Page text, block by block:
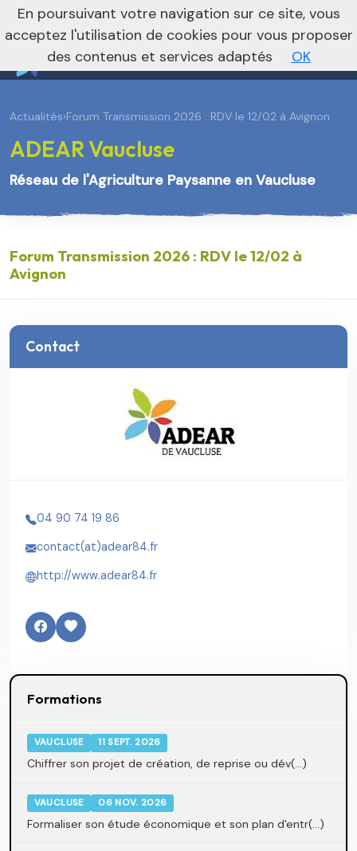
Vers le site national
Actualités›Forum Transmission 2026 : RDV le 12/02 à Avignon
ADEAR Vaucluse
Réseau de l'Agriculture Paysanne en Vaucluse
Forum Transmission 2026 : RDV le 12/02 à
Avignon
Contact
04 90 74 19 86
contact(at)adear84.fr
http://www.adear84.fr
Formations
VAUCLUSE 11 SEPT. 2026
Chiffrer son projet de création, de reprise ou dév(...)
VAUCLUSE 06 NOV. 2026
Formaliser son étude économique et son plan d'entr(...)
En poursuivant votre navigation sur ce site, vous
acceptez l'utilisation de cookies pour vous proposer
des contenus et services adaptés
OK